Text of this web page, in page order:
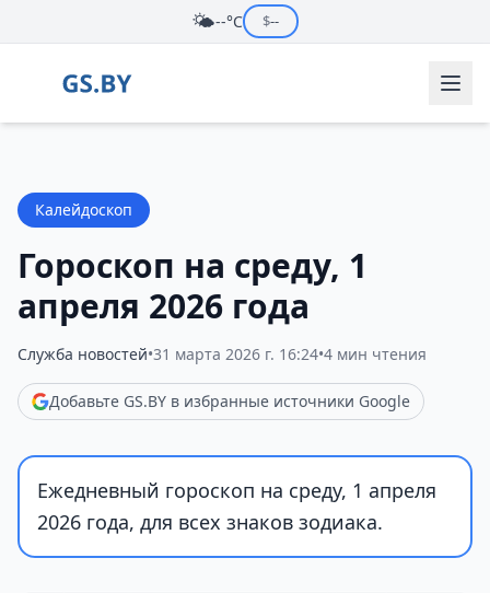
🌤️--°C $--
Калейдоскоп
Гороскоп на среду, 1
апреля 2026 года
Служба новостей•31 марта 2026 г. 16:24•4 мин чтения
Добавьте GS.BY в избранные источники Google
Ежедневный гороскоп на среду, 1 апреля
2026 года, для всех знаков зодиака.